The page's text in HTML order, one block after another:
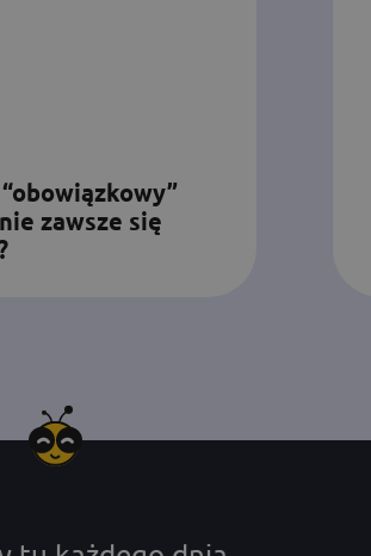
zawsze się